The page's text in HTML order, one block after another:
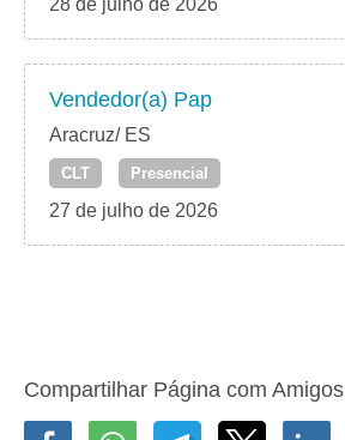
28 de julho de 2026
Vendedor(a) Pap
Aracruz/ ES
CLT Presencial
27 de julho de 2026
Compartilhar Página com Amigos